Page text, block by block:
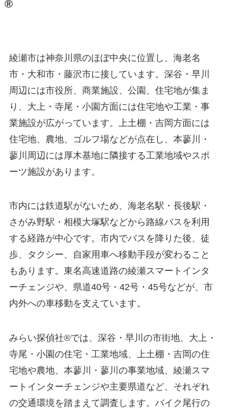
®︎
綾瀬市は神奈川県のほぼ中央に位置し、海老名
市・大和市・藤沢市に接しています。深谷・早川
周辺には市役所、商業施設、公園、住宅地が集ま
り、大上・寺尾・小園方面には住宅地や工業・事
業施設が広がっています。上土棚・吉岡方面には
住宅地、農地、ゴルフ場などが点在し、本蓼川・
蓼川周辺には厚木基地に隣接する工業地域やスポ
ーツ施設があります。
市内には鉄道駅がないため、海老名駅・長後駅・
さがみ野駅・相模大塚駅などから路線バスを利用
する経路が中心です。市内でバスを降りた後、徒
歩、タクシー、自家用車へ移動手段が変わること
もあります。東名高速道路の綾瀬スマートインタ
ーチェンジや、県道40号・42号・45号などが、市
内外への車移動を支えています。
みらい探偵社®︎では、深谷・早川の市街地、大上・
寺尾・小園の住宅・工業地域、上土棚・吉岡の住
宅地や農地、本蓼川・蓼川の事業地域、綾瀬スマ
ートインターチェンジや主要県道など、それぞれ
の交通環境を踏まえて調査します。バイク尾行の